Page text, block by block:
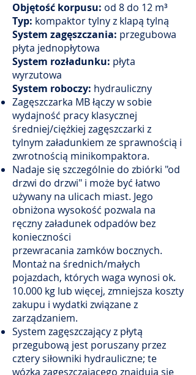
Objętość korpusu: od 8 do 12 m³
Typ: kompaktor tylny z klapą tylną
System zagęszczania: przegubowa
płyta jednopłytowa
System rozładunku: płyta
wyrzutowa
System roboczy: hydrauliczny
Zagęszczarka MB łączy w sobie
wydajność pracy klasycznej
średniej/ciężkiej zagęszczarki z
tylnym załadunkiem ze sprawnością i
zwrotnością minikompaktora.
Nadaje się szczególnie do zbiórki "od
drzwi do drzwi" i może być łatwo
używany na ulicach miast. Jego
obniżona wysokość pozwala na
ręczny załadunek odpadów bez
konieczności
przewracania zamków bocznych.
Montaż na średnich/małych
pojazdach, których waga wynosi ok.
10.000 kg lub więcej, zmniejsza koszty
zakupu i wydatki związane z
zarządzaniem.
System zagęszczający z płytą
przegubową jest poruszany przez
cztery siłowniki hydrauliczne; te
wózka zagęszczającego znajdują się